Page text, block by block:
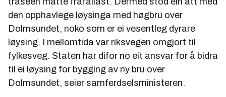
den opphavlege løysinga med høgbru over
Dolmsundet, noko som er ei vesentleg dyrare
løysing. I mellomtida var riksvegen omgjort til
fylkesveg. Staten har difor no eit ansvar for å bidra
til ei løysing for bygging av ny bru over
Dolmsundet, seier samferdselsministeren.